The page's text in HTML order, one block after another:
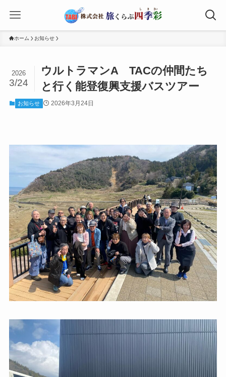
ホーム お知らせ
ウルトラマンA TACの仲間たち
と行く能登復興支援バスツアー
2026
3/24
お知らせ 2026年3月24日